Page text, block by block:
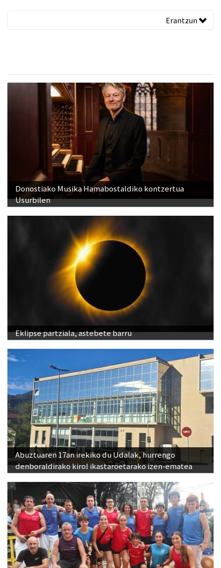
Erantzun
Donostiako Musika Hamabostaldiko kontzertua
Usurbilen
Eklipse partziala, astebete barru
Abuztuaren 17an irekiko du Udalak, hurrengo
denboraldirako kirol ikastaroetarako izen-ematea